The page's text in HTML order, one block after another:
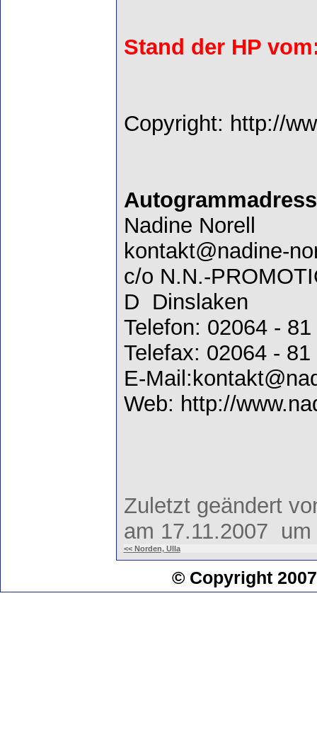
Stand der HP
Copyright: http://
Nadine Norell
kontakt@nadine-
c/o N.N.-
D Dinslaken
Telefon: 02064 -
Telefax: 02064 - 81
E-
Web: http://
Zuletzt geändert
am 17.11.2007 um
<< Norden, Ulla
© Copyright